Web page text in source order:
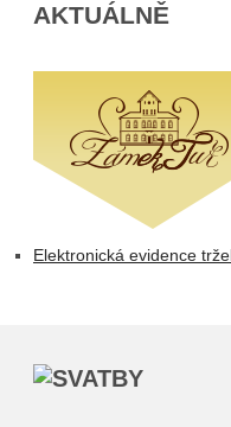
AKTUÁLNĚ
Elektronická evidence